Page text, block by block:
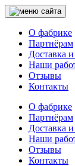
О фабрике
Партнёрам
Доставка
Наши
Отзывы
Контакты
О фабрике
Партнёрам
Доставка
Наши
Отзывы
Контакты